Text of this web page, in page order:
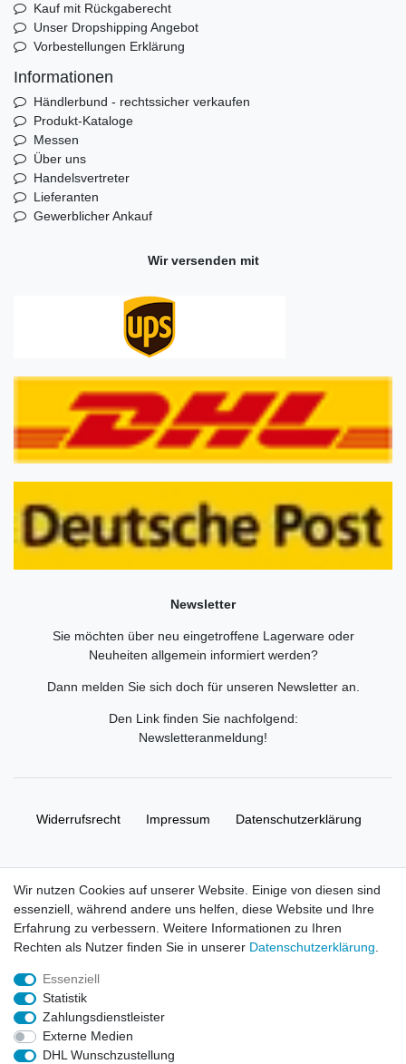
Kauf mit Rückgaberecht
Unser Dropshipping Angebot
Vorbestellungen Erklärung
Informationen
Händlerbund - rechtssicher verkaufen
Produkt-Kataloge
Messen
Über uns
Handelsvertreter
Lieferanten
Gewerblicher Ankauf
Wir versenden mit
Newsletter
Sie möchten über neu eingetroffene Lagerware oder
Neuheiten allgemein informiert werden?
Dann melden Sie sich doch für unseren Newsletter an.
Den Link finden Sie nachfolgend:
Newsletteranmeldung!
Widerrufs­recht Impressum Daten­schutz­erklärung
© Copyright 2026 | Alle Rechte vorbehalten. HL-
Handelsgesellschaft mbH.
Alle Markennamen, Warenzeichen sowie sämtliche Produktbilder
und Beschreibungen sind Eigentum Ihrer rechtmäßigen
Eigentümer und dienen hier nur der Beschreibung.
Preise nur für registrierte Händler, ansonsten zeigt der Shop 0,00
Wir nutzen Cookies auf unserer Website. Einige von diesen sind
essenziell, während andere uns helfen, diese Website und Ihre
Erfahrung zu verbessern. Weitere Informationen zu Ihren
Rechten als Nutzer finden Sie in unserer Daten­schutz­erklärung
Essenziell
Statistik
Zahlungsdienstleister
Externe Medien
DHL Wunschzustellung